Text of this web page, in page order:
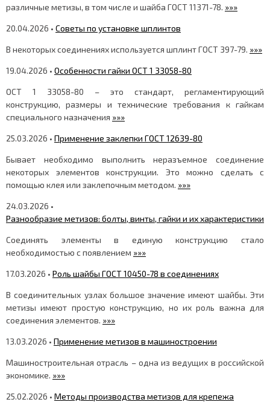
различные метизы, в том числе и шайба ГОСТ 11371-78. »»»
20.04.2026 • Советы по установке шплинтов
В некоторых соединениях используется шплинт ГОСТ 397-79. »»»
19.04.2026 • Особенности гайки ОСТ 1 33058-80
ОСТ 1 33058-80 – это стандарт, регламентирующий
конструкцию, размеры и технические требования к гайкам
специального назначения »»»
25.03.2026 • Применение заклепки ГОСТ 12639-80
Бывает необходимо выполнить неразъемное соединение
некоторых элементов конструкции. Это можно сделать с
помощью клея или заклепочным методом. »»»
24.03.2026 •
Разнообразие метизов: болты, винты, гайки и их характеристики
Соединять элементы в единую конструкцию стало
необходимостью с появлением »»»
17.03.2026 • Роль шайбы ГОСТ 10450-78 в соединениях
В соединительных узлах большое значение имеют шайбы. Эти
метизы имеют простую конструкцию, но их роль важна для
соединения элементов. »»»
13.03.2026 • Применение метизов в машиностроении
Машиностроительная отрасль – одна из ведущих в российской
экономике. »»»
25.02.2026 • Методы производства метизов для крепежа